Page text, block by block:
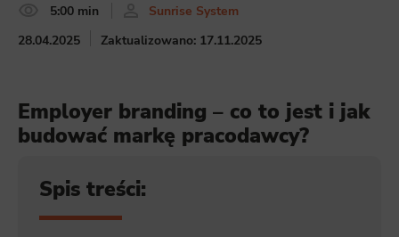
5:00 min
Sunrise System
28.04.2025
Zaktualizowano: 17.11.2025
Employer branding – co to jest i jak
budować markę pracodawcy?
Spis treści: